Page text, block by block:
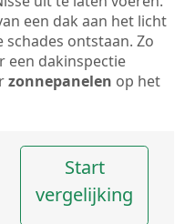
een dak aan het licht
ontstaan. Zo
een dakinspectie
zonnepanelen op het
Start
vergelijking